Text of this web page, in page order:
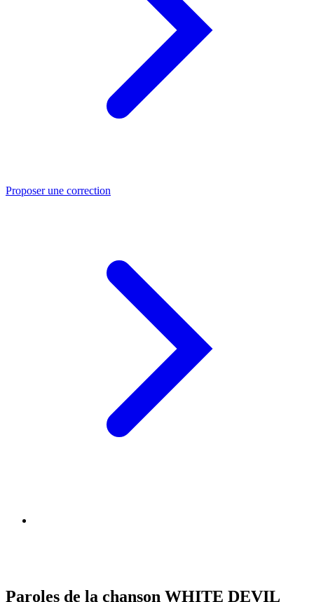
Proposer une correction
Paroles de la chanson WHITE DEVIL